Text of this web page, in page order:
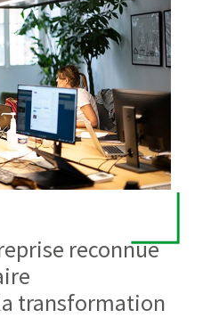
reconnue
transformation